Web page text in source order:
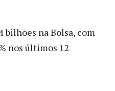
bilhões na Bolsa, com
nos últimos 12